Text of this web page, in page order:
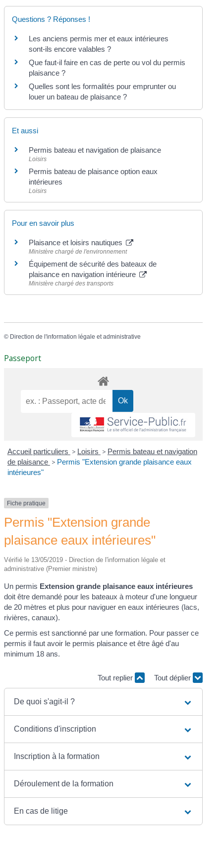
Questions ? Réponses !
Les anciens permis mer et eaux intérieures
sont-ils encore valables ?
Que faut-il faire en cas de perte ou vol du permis
plaisance ?
Quelles sont les formalités pour emprunter ou
louer un bateau de plaisance ?
Et aussi
Permis bateau et navigation de plaisance
Loisirs
Permis bateau de plaisance option eaux
intérieures
Loisirs
Pour en savoir plus
Plaisance et loisirs nautiques
Ministère chargé de l'environnement
Équipement de sécurité des bateaux de
plaisance en navigation intérieure
Ministère chargé des transports
© Direction de l'information légale et administrative
Passeport
Accueil particuliers > Loisirs > Permis bateau et navigation
de plaisance > Permis "Extension grande plaisance eaux
intérieures"
Fiche pratique
Permis "Extension grande
plaisance eaux intérieures"
Vérifié le 13/05/2019 - Direction de l'information légale et
administrative (Premier ministre)
Un permis Extension grande plaisance eaux intérieures
doit être demandé pour les bateaux à moteur d'une longueur
de 20 mètres et plus pour naviguer en eaux intérieures (lacs,
rivières, canaux).
Ce permis est sanctionné par une formation. Pour passer ce
permis il faut avoir le permis plaisance et être âgé d'au
minimum 18 ans.
Tout replier Tout déplier
De quoi s'agit-il ?
Conditions d'inscription
Inscription à la formation
Déroulement de la formation
En cas de litige